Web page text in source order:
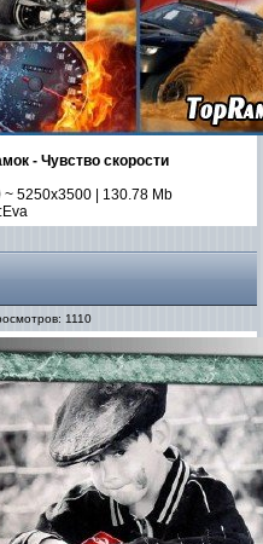
- Чувство скорости
5250x3500 | 130.78 Mb
1110